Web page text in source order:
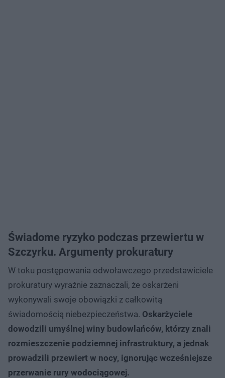
Świadome ryzyko podczas przewiertu w
Szczyrku. Argumenty prokuratury
W toku postępowania odwoławczego przedstawiciele
prokuratury wyraźnie zaznaczali, że oskarżeni
wykonywali swoje obowiązki z całkowitą
świadomością niebezpieczeństwa. Oskarżyciele
dowodzili umyślnej winy budowlańców, którzy znali
rozmieszczenie podziemnej infrastruktury, a jednak
prowadzili przewiert w nocy, ignorując wcześniejsze
przerwanie rury wodociągowej.